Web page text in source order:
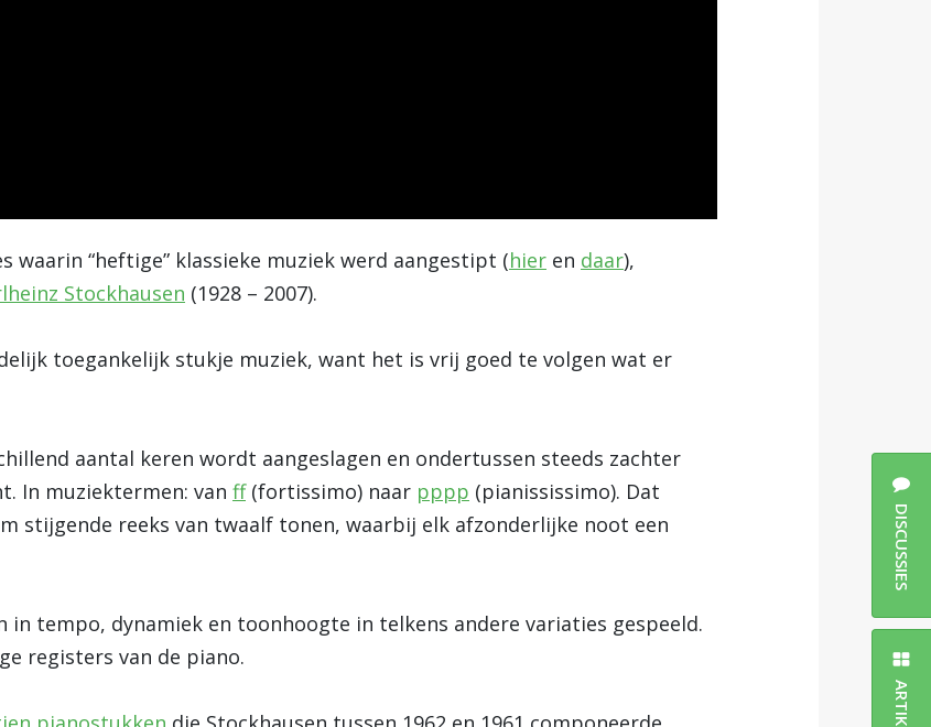
waarin “heftige” klassieke muziek werd aangestipt (hier en daar),
Stockhausen (1928 – 2007).
toegankelijk stukje muziek, want het is vrij goed te volgen wat er
aantal keren wordt aangeslagen en ondertussen steeds zachter
In muziektermen: van ff(fortissimo) naar pppp (pianississimo). Dat
stijgende reeks van twaalf tonen, waarbij elk afzonderlijke noot een
in tempo, dynamiek en toonhoogte in telkens andere variaties gespeeld.
registers van de piano.
DISCUSSIES